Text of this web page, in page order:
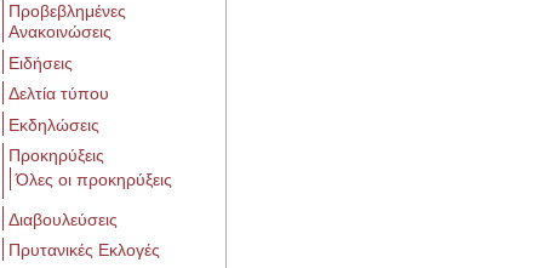
Προβεβλημένες
Ανακοινώσεις
Ειδήσεις
Δελτία τύπου
Εκδηλώσεις
Προκηρύξεις
Όλες οι προκηρύξεις
Διαβουλεύσεις
Πρυτανικές Εκλογές